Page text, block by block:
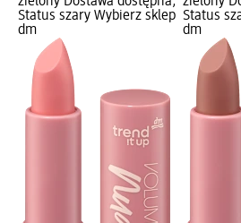
Status szary Wybierz sklep
dm
Status
dm